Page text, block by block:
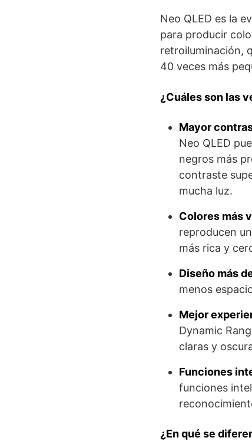
Neo QLED es la
para producir
retroiluminación,
40 veces más
¿Cuáles son las
Mayor
Neo QLED
negros más
contraste
mucha luz.
Colores más
reproducen
más rica y
Diseño más
menos
Mejor
Dynamic
claras y
Funciones
funciones
¿En qué se